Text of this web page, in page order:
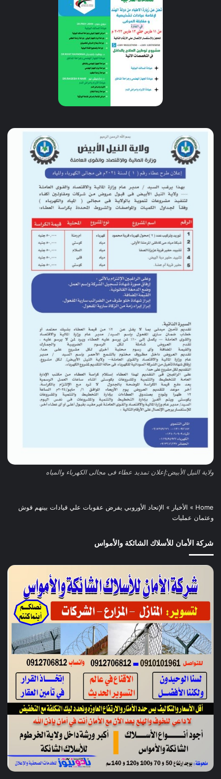
ولاية النيل الأبيض:إعلان تمديد عطاء فى مجالى الكهرباء والمياه
Home
» الأخبار » الإتحاد الأوروبي يفرض عقوبات علي قيادات بينهم قوش
وعثمان عمليات
شركة الأمان للأسلاك الشائكة والأمواس